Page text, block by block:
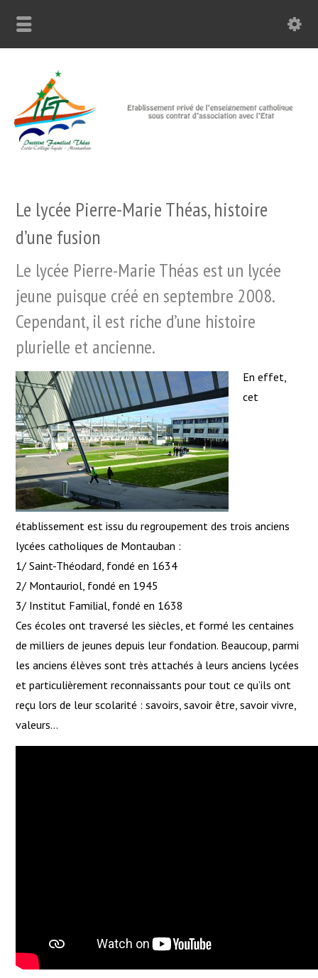
Le lycée Pierre-Marie Théas, histoire
d’une fusion
Le lycée Pierre-Marie Théas est un lycée
jeune puisque créé en septembre 2008.
Cependant, il est riche d’une histoire
plurielle et ancienne.
En effet,
cet
établissement est issu du regroupement des trois anciens
lycées catholiques de Montauban :
1/ Saint-Théodard, fondé en 1634
2/ Montauriol, fondé en 1945
3/ Institut Familial, fondé en 1638
Ces écoles ont traversé les siècles, et formé les centaines
de milliers de jeunes depuis leur fondation. Beaucoup, parmi
les anciens élèves sont très attachés à leurs anciens lycées
et particulièrement reconnaissants pour tout ce qu’ils ont
reçu lors de leur scolarité : savoirs, savoir être, savoir vivre,
valeurs…